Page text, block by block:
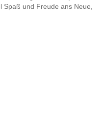
Spaß und Freude ans Neue,